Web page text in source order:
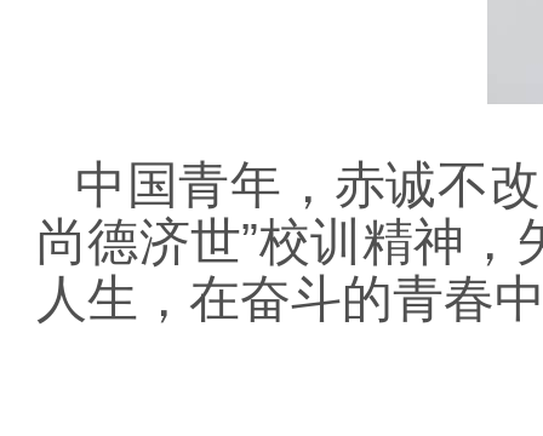
中国青年，赤诚不
尚德济世”校训精神
人生，在奋斗的青春